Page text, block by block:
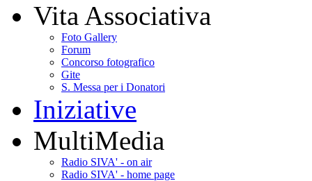
Vita Associativa
Foto Gallery
Forum
Concorso fotografico
Gite
S. Messa per i Donatori
Iniziative
MultiMedia
Radio SIVA' - on air
Radio SIVA' - home page